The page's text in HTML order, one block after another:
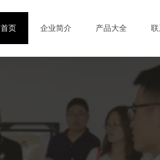
首页 企业简介 产品大全